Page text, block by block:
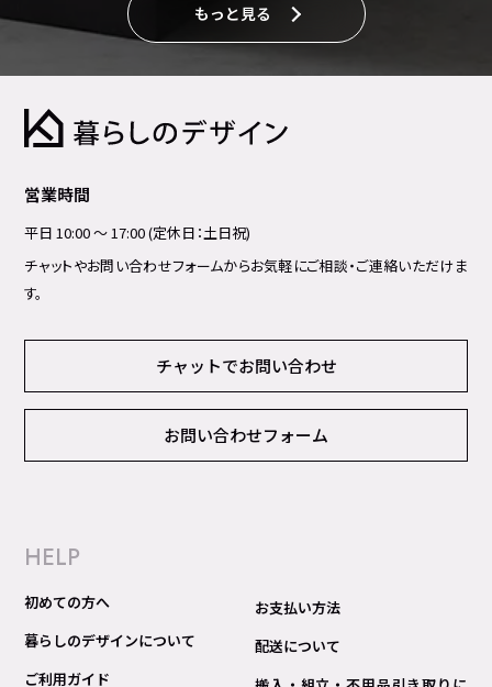
もっと見る
営業時間
平日 10:00 ～ 17:00 (定休日：土日祝)
チャットやお問い合わせフォームからお気軽にご相談・ご連絡いただけま
す。
チャットでお問い合わせ
お問い合わせフォーム
HELP
初めての方へ
暮らしのデザインについて
ご利用ガイド
お支払い方法
配送について